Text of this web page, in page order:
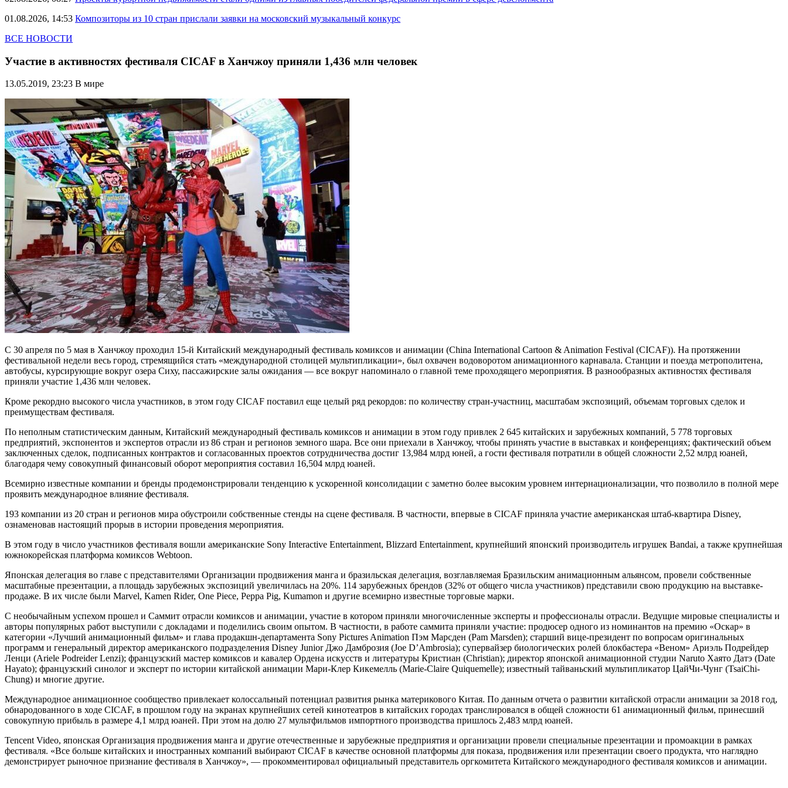
01.08.2026, 14:53 Композиторы из 10 стран прислали заявки на московский музыкальный конкурс
ВСЕ НОВОСТИ
Участие в активностях фестиваля CICAF в Ханчжоу приняли 1,436 млн человек
13.05.2019, 23:23 В мире
С 30 апреля по 5 мая в Ханчжоу проходил 15-й Китайский международный фестиваль комиксов и анимации (China International Cartoon & Animation Festival (CICAF)). На протяжении
фестивальной недели весь город, стремящийся стать «международной столицей мультипликации», был охвачен водоворотом анимационного карнавала. Станции и поезда метрополитена,
автобусы, курсирующие вокруг озера Сиху, пассажирские залы ожидания — все вокруг напоминало о главной теме проходящего мероприятия. В разнообразных активностях фестиваля
приняли участие 1,436 млн человек.
Кроме рекордно высокого числа участников, в этом году CICAF поставил еще целый ряд рекордов: по количеству стран-участниц, масштабам экспозиций, объемам торговых сделок и
преимуществам фестиваля.
По неполным статистическим данным, Китайский международный фестиваль комиксов и анимации в этом году привлек 2 645 китайских и зарубежных компаний, 5 778 торговых
предприятий, экспонентов и экспертов отрасли из 86 стран и регионов земного шара. Все они приехали в Ханчжоу, чтобы принять участие в выставках и конференциях; фактический объем
заключенных сделок, подписанных контрактов и согласованных проектов сотрудничества достиг 13,984 млрд юней, а гости фестиваля потратили в общей сложности 2,52 млрд юаней,
благодаря чему совокупный финансовый оборот мероприятия составил 16,504 млрд юаней.
Всемирно известные компании и бренды продемонстрировали тенденцию к ускоренной консолидации с заметно более высоким уровнем интернационализации, что позволило в полной мере
проявить международное влияние фестиваля.
193 компании из 20 стран и регионов мира обустроили собственные стенды на сцене фестиваля. В частности, впервые в CICAF приняла участие американская штаб-квартира Disney,
ознаменовав настоящий прорыв в истории проведения мероприятия.
В этом году в число участников фестиваля вошли американские Sony Interactive Entertainment, Blizzard Entertainment, крупнейший японский производитель игрушек Bandai, а также крупнейшая
южнокорейская платформа комиксов Webtoon.
Японская делегация во главе с представителями Организации продвижения манга и бразильская делегация, возглавляемая Бразильским анимационным альянсом, провели собственные
масштабные презентации, а площадь зарубежных экспозиций увеличилась на 20%. 114 зарубежных брендов (32% от общего числа участников) представили свою продукцию на выставке-
продаже. В их числе были Marvel, Kamen Rider, One Piece, Peppa Pig, Kumamon и другие всемирно известные торговые марки.
С необычайным успехом прошел и Саммит отрасли комиксов и анимации, участие в котором приняли многочисленные эксперты и профессионалы отрасли. Ведущие мировые специалисты и
авторы популярных работ выступили с докладами и поделились своим опытом. В частности, в работе саммита приняли участие: продюсер одного из номинантов на премию «Оскар» в
категории «Лучший анимационный фильм» и глава продакшн-департамента Sony Pictures Animation Пэм Марсден (Pam Marsden); старший вице-президент по вопросам оригинальных
программ и генеральный директор американского подразделения Disney Junior Джо Дамброзия (Joe D’Ambrosia); супервайзер биологических ролей блокбастера «Веном» Ариэль Подрейдер
Ленци (Ariele Podreider Lenzi); французский мастер комиксов и кавалер Ордена искусств и литературы Кристиан (Christian); директор японской анимационной студии Naruto Хаято Датэ (Date
Hayato); французский синолог и эксперт по истории китайской анимации Мари-Клер Кикемелль (Marie-Claire Quiquemelle); известный тайваньский мультипликатор ЦайЧи-Чунг (TsaiChi-
Chung) и многие другие.
Международное анимационное сообщество привлекает колоссальный потенциал развития рынка материкового Китая. По данным отчета о развитии китайской отрасли анимации за 2018 год,
обнародованного в ходе CICAF, в прошлом году на экранах крупнейших сетей кинотеатров в китайских городах транслировался в общей сложности 61 анимационный фильм, принесший
совокупную прибыль в размере 4,1 млрд юаней. При этом на долю 27 мультфильмов импортного производства пришлось 2,483 млрд юаней.
Tencent Video, японская Организация продвижения манга и другие отечественные и зарубежные предприятия и организации провели специальные презентации и промоакции в рамках
фестиваля. «Все больше китайских и иностранных компаний выбирают CICAF в качестве основной платформы для показа, продвижения или презентации своего продукта, что наглядно
демонстрирует рыночное признание фестиваля в Ханчжоу», — прокомментировал официальный представитель оргкомитета Китайского международного фестиваля комиксов и анимации.